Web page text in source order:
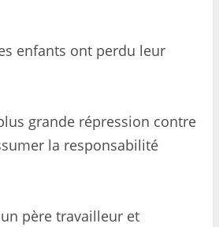
enfants ont perdu leur
grande répression contre
la responsabilité
père travailleur et